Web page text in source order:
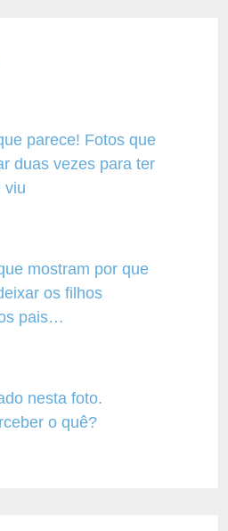
parece! Fotos que
duas vezes para ter
viu
mostram por que
os filhos
pais…
nesta foto.
o quê?